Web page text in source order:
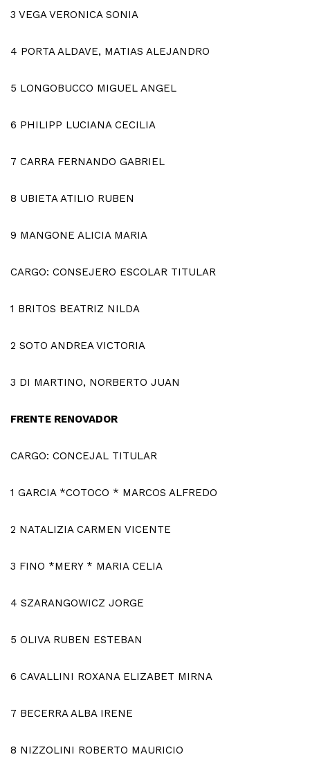
3 VEGA VERONICA SONIA
4 PORTA ALDAVE, MATIAS ALEJANDRO
5 LONGOBUCCO MIGUEL ANGEL
6 PHILIPP LUCIANA CECILIA
7 CARRA FERNANDO GABRIEL
8 UBIETA ATILIO RUBEN
9 MANGONE ALICIA MARIA
CARGO: CONSEJERO ESCOLAR TITULAR
1 BRITOS BEATRIZ NILDA
2 SOTO ANDREA VICTORIA
3 DI MARTINO, NORBERTO JUAN
FRENTE RENOVADOR
CARGO: CONCEJAL TITULAR
1 GARCIA *COTOCO * MARCOS ALFREDO
2 NATALIZIA CARMEN VICENTE
3 FINO *MERY * MARIA CELIA
4 SZARANGOWICZ JORGE
5 OLIVA RUBEN ESTEBAN
6 CAVALLINI ROXANA ELIZABET MIRNA
7 BECERRA ALBA IRENE
8 NIZZOLINI ROBERTO MAURICIO